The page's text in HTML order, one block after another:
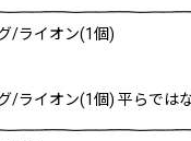
/ライオン(1個)
/ライオン(1個) 平らでは